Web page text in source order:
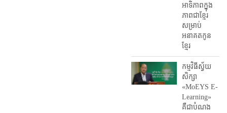
អាទិភាពក្នុង
ភាពជាខ្មែរ
សម្រាប់
អនាគតកូន
ខ្មែរ
កម្មវិធីស្វ័យ
សិក្សា
«MoEYS E-
Learning»
គឺជាបំណង